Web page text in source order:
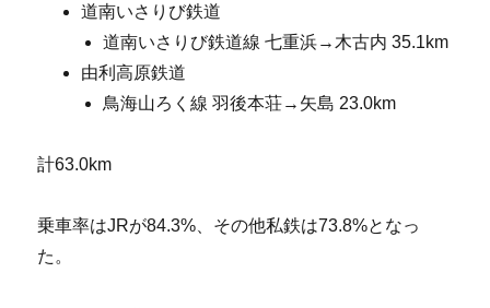
道南いさりび鉄道
道南いさりび鉄道線 七重浜→木古内 35.1km
由利高原鉄道
鳥海山ろく線 羽後本荘→矢島 23.0km
計63.0km
乗車率はJRが84.3%、その他私鉄は73.8%となっ
た。